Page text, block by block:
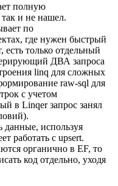
полную
так и не нашел.
по
где нужен быстрый
есть только отдельный
ДВА запроса
linq для сложных
raw-sql для
с учетом
в Linqer запрос занял
данные, используя
работать с upsert.
органично в EF, то
код отдельно, уходя